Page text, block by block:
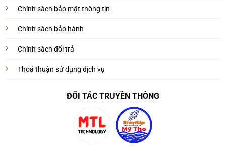
Chính sách bảo mật thông tin
Chính sách bảo hành
Chính sách đổi trả
Thoả thuận sử dụng dịch vụ
ĐỐI TÁC TRUYỀN THÔNG